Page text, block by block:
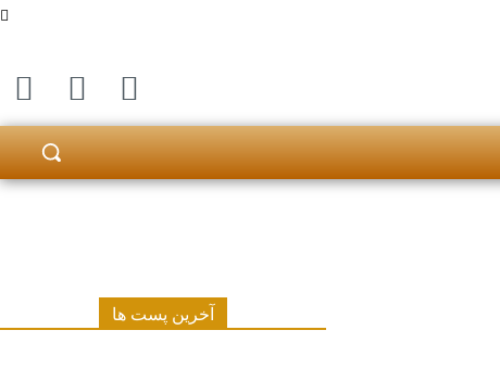
آخرین پست ها